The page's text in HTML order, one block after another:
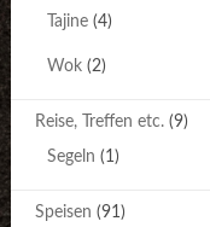
Tajine(4)
Wok(2)
Reise, Treffen etc.(9)
Segeln (1)
Speisen (91)